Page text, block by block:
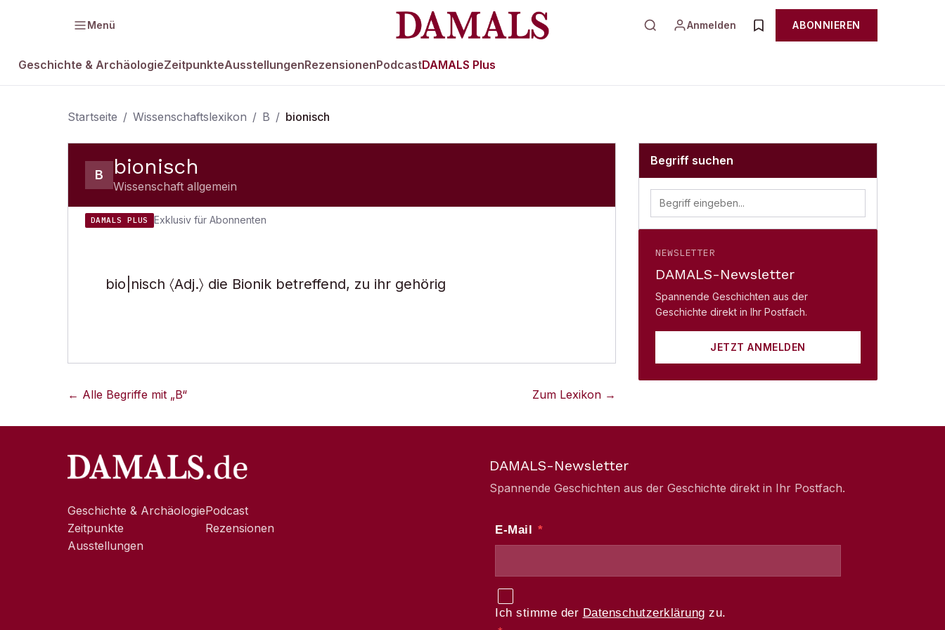
Menü Anmelden ABONNIEREN
Geschichte & ArchäologieZeitpunkteAusstellungenRezensionenPodcastDAMALS Plus
Startseite / Wissenschaftslexikon / B / bionisch
B bionisch
Wissenschaft allgemein
DAMALS PLUS Exklusiv für Abonnenten
bio|nisch 〈Adj.〉 die Bionik betreffend, zu ihr gehörig
← Alle Begriffe mit „B“ Zum Lexikon →
Begriff suchen
NEWSLETTER
DAMALS-Newsletter
Spannende Geschichten aus der
Geschichte direkt in Ihr Postfach.
JETZT ANMELDEN
Geschichte & Archäologie
Zeitpunkte
Ausstellungen
Podcast
Rezensionen
DAMALS-Newsletter
Spannende Geschichten aus der Geschichte direkt in Ihr Postfach.